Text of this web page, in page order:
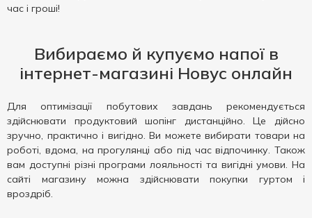
час і гроші!
Вибираємо й купуємо напої в
інтернет-магазині Новус онлайн
Для оптимізації побутових завдань рекомендується
здійснювати продуктовий шопінг дистанційно. Це дійсно
зручно, практично і вигідно. Ви можете вибирати товари на
роботі, вдома, на прогулянці або під час відпочинку. Також
вам доступні різні програми лояльності та вигідні умови. На
сайті магазину можна здійснювати покупки гуртом і
вроздріб.